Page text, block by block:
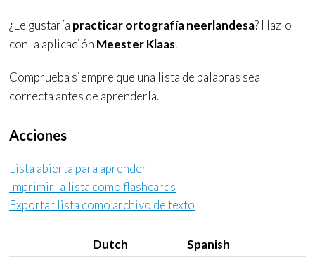
¿Le gustaría practicar ortografía neerlandesa? Hazlo
con la aplicación Meester Klaas.
Comprueba siempre que una lista de palabras sea
correcta antes de aprenderla.
Acciones
Lista abierta para aprender
Imprimir la lista comoflashcards
Exportar lista como archivo de texto
Dutch
Spanish